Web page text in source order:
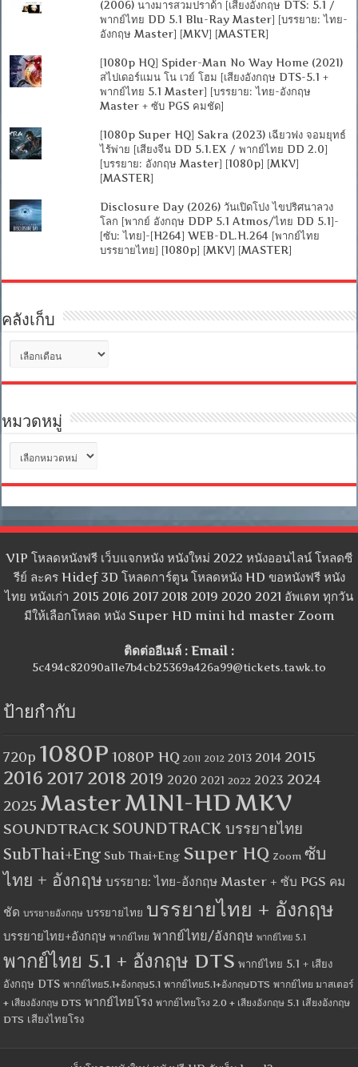
(2006) นางมารสวมปราด้า [เสียงอังกฤษ DTS: 5.1 /
พากย์ไทย DD 5.1 Blu-Ray Master] [บรรยาย: ไทย-
อังกฤษ Master] [MKV] [MASTER]
[1080p HQ] Spider-Man No Way Home (2021)
สไปเดอร์แมน โน เวย์ โฮม [เสียงอังกฤษ DTS-5.1 +
พากย์ไทย 5.1 Master] [บรรยาย: ไทย-อังกฤษ
Master + ซับ PGS คมชัด]
[1080p Super HQ] Sakra (2023) เฉียวฟง จอมยุทธ์
ไร้พ่าย [เสียงจีน DD 5.1.EX / พากย์ไทย DD 2.0]
[บรรยาย: อังกฤษ Master] [1080p] [MKV]
[MASTER]
Disclosure Day (2026) วันเปิดโปง ไขปริศนาลวง
โลก [พากย์ อังกฤษ DDP 5.1 Atmos/ไทย DD 5.1]-
[ซับ: ไทย]-[H264] WEB-DL.H.264 [พากย์ไทย
บรรยายไทย] [1080p] [MKV] [MASTER]
คลังเก็บ
เก็บ
หมวดหมู่
หมู่
VIP โหลดหนังฟรี เว็บแจกหนัง หนังใหม่ 2022 หนังออนไลน์ โหลดซี
รีย์ ละคร Hidef 3D โหลดการ์ตูน โหลดหนัง HD ขอหนังฟรี หนัง
ไทย หนังเก่า 2015 2016 2017 2018 2019 2020 2021 อัพเดท ทุกวัน
มีให้เลือกโหลด หนัง Super HD mini hd master Zoom
ติดต่ออีเมล์ : Email :
5c494c82090a11e7b4cb25369a426a99@tickets.tawk.to
ป้ายกำกับ
720p 1080P 1080P HQ 2011 2012 2013 2014 2015
2016 2017 2018 2019 2020 2021 2022 2023 2024
2025 MasterMINI-HDMKV
SOUNDTRACK SOUNDTRACK บรรยายไทย
SubThai+Eng Sub Thai+Eng Super HQ Zoom ซับ
ไทย + อังกฤษ บรรยาย: ไทย-อังกฤษ Master + ซับ PGS คม
ชัด บรรยายอังกฤษ บรรยายไทย บรรยายไทย + อังกฤษ
บรรยายไทย+อังกฤษ พากย์ไทย พากย์ไทย/อังกฤษ พากย์ไทย 5.1
พากย์ไทย 5.1 + อังกฤษ DTS พากย์ไทย 5.1 + เสียง
อังกฤษ DTS พากย์ไทย5.1+อังกฤษ5.1 พากย์ไทย5.1+อังกฤษDTS พากย์ไทย มาสเตอร์
+ เสียงอังกฤษ DTS พากย์ไทยโรง พากย์ไทยโรง 2.0 + เสียงอังกฤษ 5.1 เสียงอังกฤษ
DTS เสียงไทยโรง